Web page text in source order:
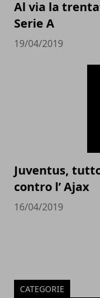
Al via la
Serie A
19/04/2019
Juventus,
contro l’ Ajax
16/04/2019
CATEGORIE